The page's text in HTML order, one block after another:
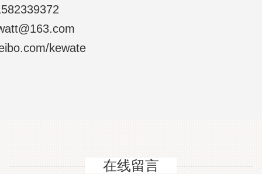
kewate
在线留言